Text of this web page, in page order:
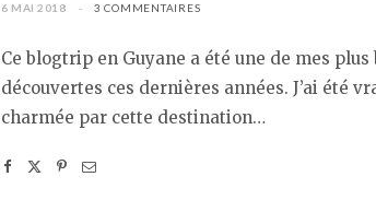
6 MAI 2018 3 COMMENTAIRES
Ce blogtrip en Guyane a été une de mes plus
découvertes ces dernières années. J’ai été
charmée par cette destination…